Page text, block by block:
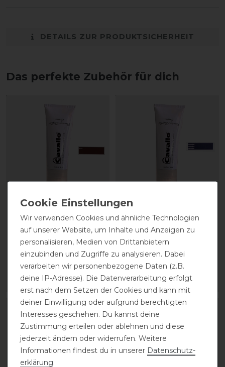
DETAILS ZUR PRODUKTSICHERHEIT
Das perfekte Zubehör für dich
Schuhcreme 75 ml
9,90 € *
0.075 Liter | 132,00 € / Liter
ARTIKEL MERKEN
Schuhcreme 75 ml
9,90 € *
0.075 Liter | 132,00 € / Liter
ARTIKEL MERKEN
Wir verwenden Cookies und ähnliche Technologien
auf unserer Website, um Inhalte und Anzeigen zu
personalisieren, Medien von Drittanbietern
einzubinden und Zugriffe zu analysieren. Dabei
verarbeiten wir personenbezogene Daten (z.B.
deine IP-Adresse). Die Datenverarbeitung erfolgt
erst nach dem Setzen der Cookies und kann mit
deiner Einwilligung oder aufgrund berechtigten
Interesses geschehen. Du kannst deine
Zustimmung erteilen oder ablehnen und diese
jederzeit ändern oder widerrufen. Weitere
Informationen findest du in unserer Daten­schutz­
erklärung.